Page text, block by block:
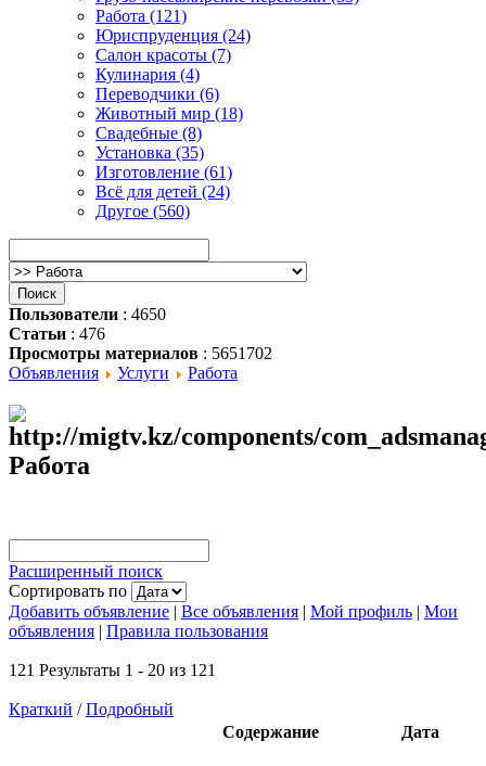
Работа (121)
Юриспруденция (24)
Салон красоты (7)
Кулинария (4)
Переводчики (6)
Животный мир (18)
Свадебные (8)
Установка (35)
Изготовление (61)
Всё для детей (24)
Другое (560)
Пользователи : 4650
Статьи : 476
Просмотры материалов : 5651702
Объявления
Услуги Работа
Работа
Расширенный поиск
Сортировать по
Добавить объявление | Все объявления | Мой профиль | Мои
объявления | Правила пользования
121 Результаты 1 - 20 из 121
Краткий /Подробный
Содержание
Дата